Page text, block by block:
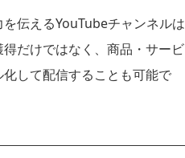
伝えるYouTubeチャンネルは
だけではなく、商品・サービ
して配信することも可能で